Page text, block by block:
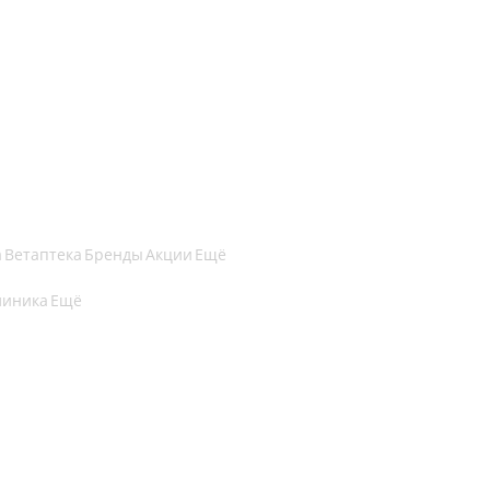
Ветаптека БрендыАкции Ещё
Ещё